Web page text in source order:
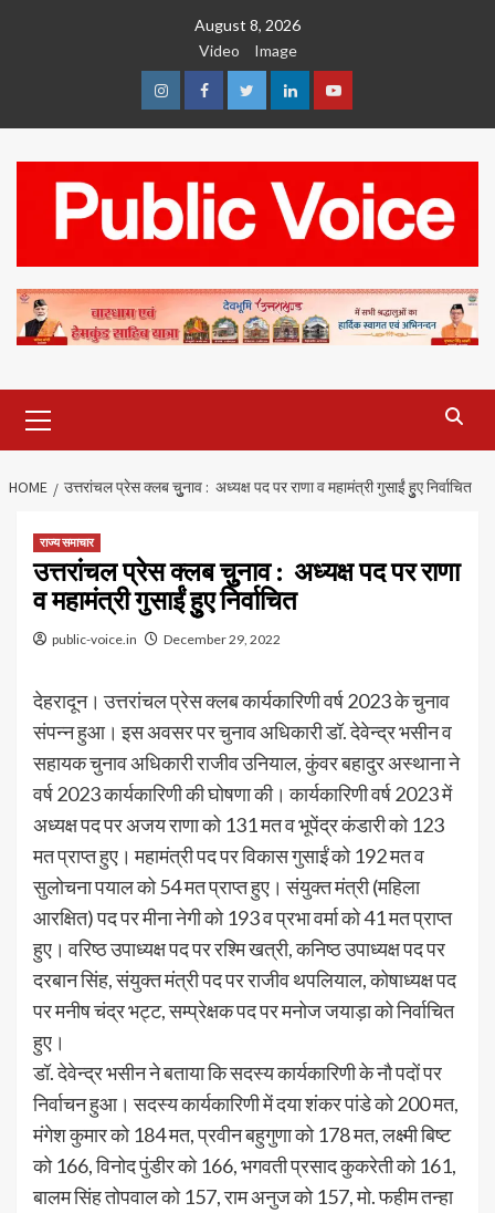
August 8, 2026
Video
Image
InstagramFacebookTwitterLinkedinYoutube
Menu
HOME उत्तरांचल प्रेस क्लब चुुुनाव : अध्यक्ष पद पर राणा व महामंत्री गुसाईं हुुुए निर्वाचित
राज्य समाचार
उत्तरांचल प्रेस क्लब चुुुनाव : अध्यक्ष पद पर राणा
व महामंत्री गुसाईं हुुुए निर्वाचित
public-voice.in December 29, 2022
देहरादून। उत्तरांचल प्रेस क्लब कार्यकारिणी वर्ष 2023 के चुनाव
संपन्न हुआ। इस अवसर पर चुनाव अधिकारी डॉ. देवेन्द्र भसीन व
सहायक चुनाव अधिकारी राजीव उनियाल, कुंवर बहादुर अस्थाना ने
वर्ष 2023 कार्यकारिणी की घोषणा की। कार्यकारिणी वर्ष 2023 में
अध्यक्ष पद पर अजय राणा को 131 मत व भूपेंद्र कंडारी को 123
मत प्राप्त हुए। महामंत्री पद पर विकास गुसाईं को 192 मत व
सुलोचना पयाल को 54 मत प्राप्त हुए। संयुक्त मंत्री (महिला
आरक्षित) पद पर मीना नेगी को 193 व प्रभा वर्मा को 41 मत प्राप्त
हुए। वरिष्ठ उपाध्यक्ष पद पर रश्मि खत्री, कनिष्ठ उपाध्यक्ष पद पर
दरबान सिंह, संयुक्त मंत्री पद पर राजीव थपलियाल, कोषाध्यक्ष पद
पर मनीष चंद्र भट्ट, सम्प्रेक्षक पद पर मनोज जयाड़ा को निर्वाचित
हुए।
डॉ. देवेन्द्र भसीन ने बताया कि सदस्य कार्यकारिणी के नौ पदों पर
निर्वाचन हुआ। सदस्य कार्यकारिणी में दया शंकर पांडे को 200 मत,
मंगेश कुमार को 184 मत, प्रवीन बहुगुणा को 178 मत, लक्ष्मी बिष्ट
को 166, विनोद पुंडीर को 166, भगवती प्रसाद कुकरेती को 161,
बालम सिंह तोपवाल को 157, राम अनुज को 157, मो. फहीम तन्हा